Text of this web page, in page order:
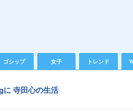
ゴシップ 女子 トレンド
寺田心の生活